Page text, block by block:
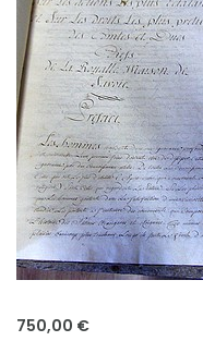
750,00 €